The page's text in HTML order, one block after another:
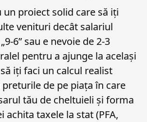
un proiect solid care să iți
venituri decât salariul
6” sau e nevoie de 2-3
pentru a ajunge la același
iți faci un calcul realist
de pe piața în care
tău de cheltuieli și forma
achita taxele la stat (PFA,